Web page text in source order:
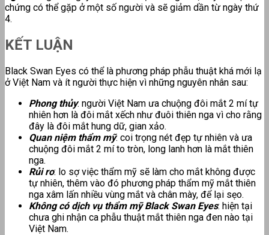
chứng có thể gặp ở một số người và sẽ giảm dần từ ngày thứ
4.
KẾT LUẬN
Black Swan Eyes có thể là phương pháp phẫu thuật khá mới lạ
ở Việt Nam và ít người thực hiện vì những nguyên nhân sau:
Phong thủy: người Việt Nam ưa chuộng đôi mắt 2 mí tự
nhiên hơn là đôi mắt xếch như đuôi thiên nga vì cho rằng
đây là đôi mắt hung dữ, gian xảo.
Quan niệm thẩm mỹ: coi trọng nét đẹp tự nhiên và ưa
chuộng đôi mắt 2 mí to tròn, long lanh hơn là mắt thiên
nga.
Rủi ro: lo sợ việc thẩm mỹ sẽ làm cho mắt không được
tự nhiên, thêm vào đó phương pháp thẩm mỹ mắt thiên
nga xâm lấn nhiều vùng mắt và chân mày, để lại sẹo.
Không có dịch vụ thẩm mỹ Black Swan Eyes: hiện tại
chưa ghi nhận ca phẫu thuật mắt thiên nga đen nào tại
Việt Nam.